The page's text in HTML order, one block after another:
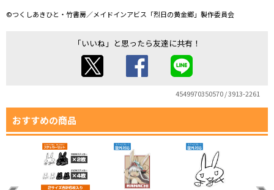
©つくしあきひと・竹書房／メイドインアビス「烈日の黄金郷」製作委員会
「いいね」と思ったら友達に共有！
4549970350570 / 3913-2261
おすすめの商品